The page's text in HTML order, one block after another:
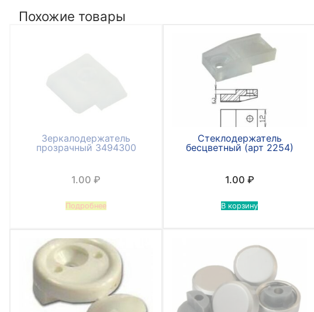
Похожие товары
Зеркалодержатель
прозрачный 3494300
1.00₽
Подробнее
Стеклодержатель
бесцветный (арт 2254)
1.00 ₽
В корзину